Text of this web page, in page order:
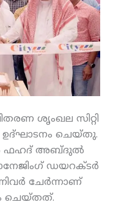
ശൃംഖല സിറ്റി
ഉദ്ഘാടനം ചെയ്തു.
ഫഹദ് അബ്ദുല്‍
ഡയറക്ടര്‍
ചേര്‍ന്നാണ്
ചെയ്തത്.